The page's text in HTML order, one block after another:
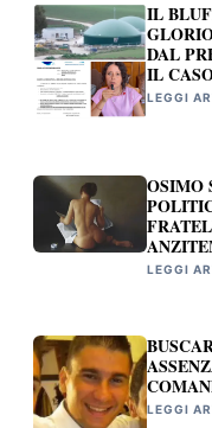
IL
DAL
IL
LEGGI
OSIMO
LEGGI
LEGGI